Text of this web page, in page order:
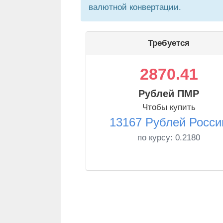
валютной конвертации.
Требуется
2870.41
Рублей ПМР
Чтобы купить
13167 Рублей
по курсу: 0.2180